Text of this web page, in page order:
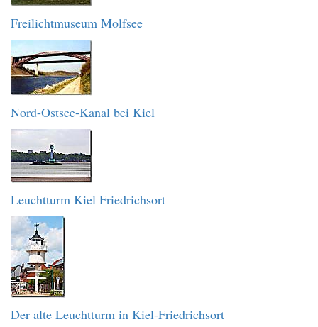
Freilichtmuseum Molfsee
Nord-Ostsee-Kanal bei Kiel
Leuchtturm Kiel Friedrichsort
Der alte Leuchtturm in Kiel-Friedrichsort